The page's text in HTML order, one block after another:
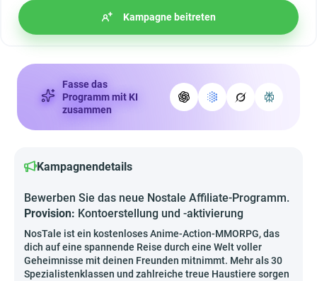
Kampagne beitreten
Fasse das
Programm mit KI
zusammen
Kampagnendetails
Bewerben Sie das neue Nostale Affiliate-Programm.
Provision: Kontoerstellung und -aktivierung
NosTale ist ein kostenloses Anime-Action-MMORPG, das
dich auf eine spannende Reise durch eine Welt voller
Geheimnisse mit deinen Freunden mitnimmt. Mehr als 30
Spezialistenklassen und zahlreiche treue Haustiere sorgen